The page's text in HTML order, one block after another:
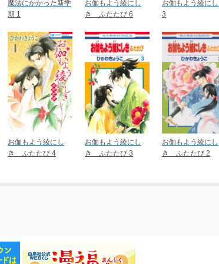
魔法にかかった新学
期 1
お伽もよう綾にし
き ふたたび 6
お伽もよう綾に
3
お伽もよう綾にし
き ふたたび 4
お伽もよう綾にし
き ふたたび 3
お伽もよう綾にし
き ふたたび 2